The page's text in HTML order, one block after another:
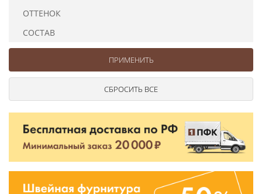
ОТТЕНОК
СОСТАВ
Элементы декора